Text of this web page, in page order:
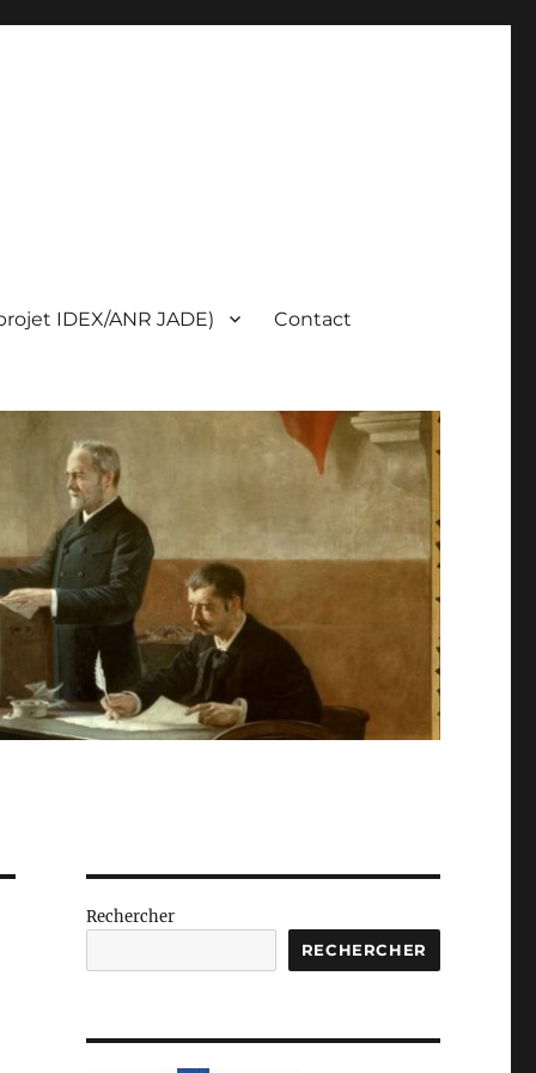
IDEX/ANR JADE) Contact
Rechercher
RECHERCHER